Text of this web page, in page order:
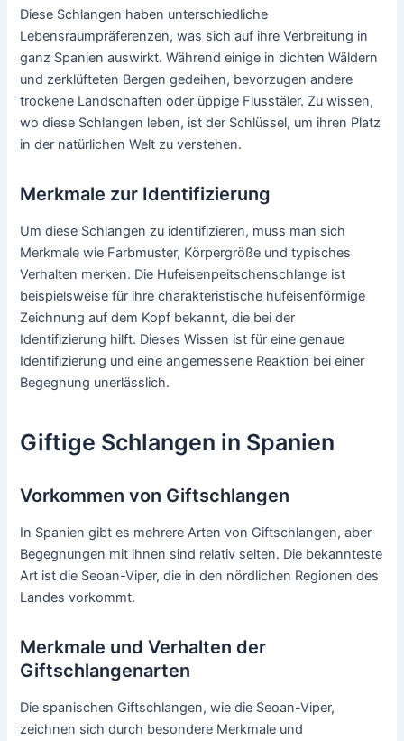
Diese Schlangen haben unterschiedliche
Lebensraumpräferenzen, was sich auf ihre Verbreitung in
ganz Spanien auswirkt. Während einige in dichten Wäldern
und zerklüfteten Bergen gedeihen, bevorzugen andere
trockene Landschaften oder üppige Flusstäler. Zu wissen,
wo diese Schlangen leben, ist der Schlüssel, um ihren Platz
in der natürlichen Welt zu verstehen.
Merkmale zur Identifizierung
Um diese Schlangen zu identifizieren, muss man sich
Merkmale wie Farbmuster, Körpergröße und typisches
Verhalten merken. Die Hufeisenpeitschenschlange ist
beispielsweise für ihre charakteristische hufeisenförmige
Zeichnung auf dem Kopf bekannt, die bei der
Identifizierung hilft. Dieses Wissen ist für eine genaue
Identifizierung und eine angemessene Reaktion bei einer
Begegnung unerlässlich.
Giftige Schlangen in Spanien
Vorkommen von Giftschlangen
In Spanien gibt es mehrere Arten von Giftschlangen, aber
Begegnungen mit ihnen sind relativ selten. Die bekannteste
Art ist die Seoan-Viper, die in den nördlichen Regionen des
Landes vorkommt.
Merkmale und Verhalten der
Giftschlangenarten
Die spanischen Giftschlangen, wie die Seoan-Viper,
zeichnen sich durch besondere Merkmale und